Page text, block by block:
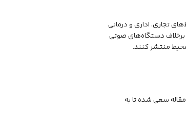
تجاری، اداری و درمانی
برخلاف دستگاه‌های صوتی
منتشر کنند.
سعی شده تا به